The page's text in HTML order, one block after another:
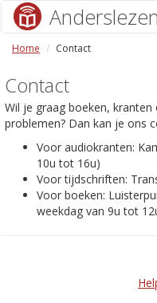
Anderslezen
Home Contact
Contact
Wil je graag boeken,
problemen? Dan kan je ons
Voor audiokranten:
10u tot 16u)
Voor tijdschriften:
Voor boeken:
weekdag van 9u tot